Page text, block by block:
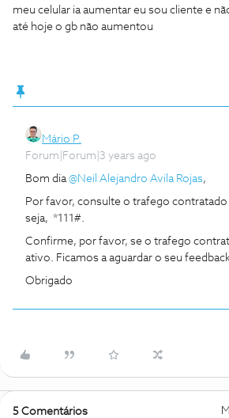
meu celular ia aumentar eu sou cliente e
até hoje o gb não aumentou
Mário P.
Forum|Forum|3 years ago
Bom dia@Neil Alejandro Avila Rojas,
Por favor, consulte o trafego contratado
seja, *111#.
Confirme, por favor, se o trafego
ativo. Ficamos a aguardar o seu
Obrigado
5 Comentários